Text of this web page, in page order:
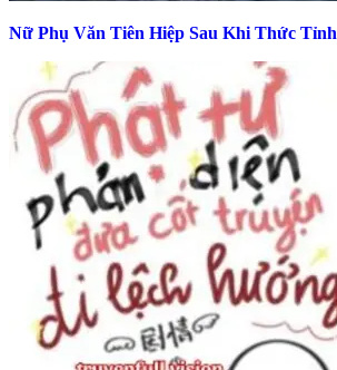
Nữ Phụ Văn Tiên Hiệp Sau Khi Thức Tỉnh